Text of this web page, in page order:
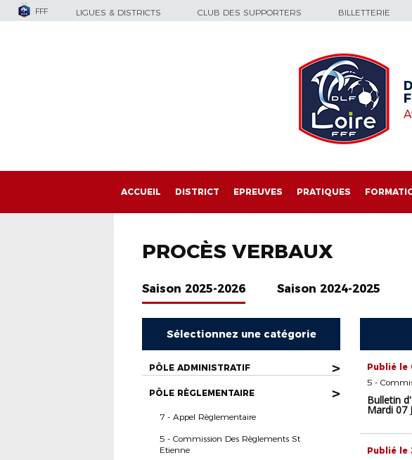
FFF LIGUES & DISTRICTS CLUB DES SUPPORTERS BILLETTERIE
ACCUEIL DISTRICT EPREUVES PRATIQUES
PROCÈS VERBAUX
Saison 2025-2026 Saison 2024-2025
Sélectionnez une catégorie
PÔLE ADMINISTRATIF >
PÔLE RÈGLEMENTAIRE >
7 - Appel Règlementaire
5 - Commission Des Règlements St
Etienne
Publié le
Bulletin
Mardi 07
Publié le